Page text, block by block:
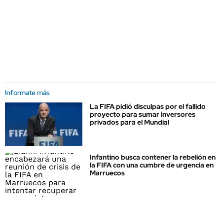
Informate más
La FIFA pidió disculpas por el fallido
proyecto para sumar inversores
privados para el Mundial
Infantino busca contener la rebelión en
la FIFA con una cumbre de urgencia en
Marruecos